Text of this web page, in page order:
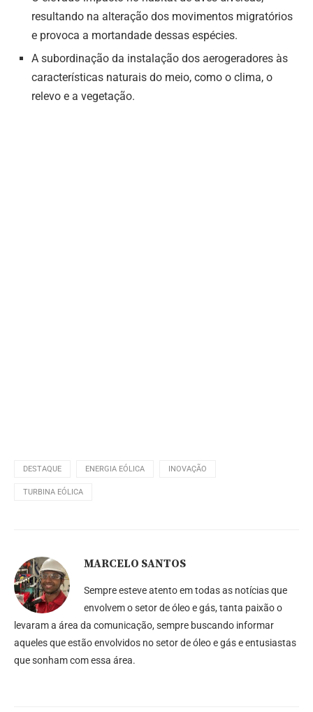
resultando na alteração dos movimentos migratórios
e provoca a mortandade dessas espécies.
A subordinação da instalação dos aerogeradores às
características naturais do meio, como o clima, o
relevo e a vegetação.
DESTAQUE ENERGIA EÓLICA INOVAÇÃO
TURBINA EÓLICA
MARCELO SANTOS
Sempre esteve atento em todas as notícias que
envolvem o setor de óleo e gás, tanta paixão o
levaram a área da comunicação, sempre buscando informar
aqueles que estão envolvidos no setor de óleo e gás e entusiastas
que sonham com essa área.